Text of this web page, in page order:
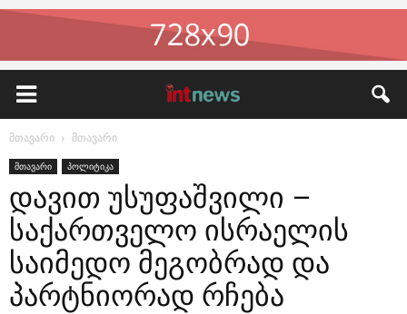
მთავარი მთავარი
მთავარი პოლიტიკა
დავით უსუფაშვილი –
საქართველო ისრაელის
საიმედო მეგობრად და
პარტნიორად რჩება